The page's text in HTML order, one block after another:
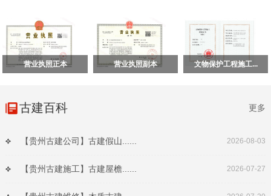
营业执照正本 营业执照副本 文物保护工程施工...
古建百科 更多
【贵州古建公司】古建假山...... 2026-08-03
【贵州古建施工】古建屋檐...... 2026-07-27